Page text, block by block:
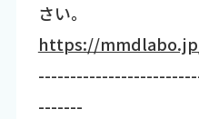
さい。
https://
-------